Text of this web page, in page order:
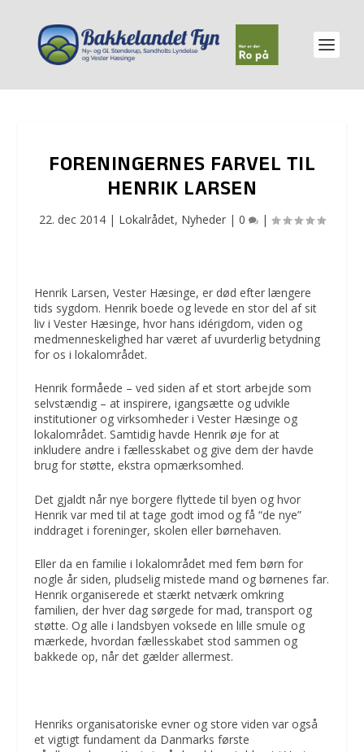
FORENINGERNES FARVEL TIL
HENRIK LARSEN
22. dec 2014 | Lokalrådet, Nyheder | 0 |
Henrik Larsen, Vester Hæsinge, er død efter længere
tids sygdom. Henrik boede og levede en stor del af sit
liv i Vester Hæsinge, hvor hans idérigdom, viden og
medmenneskelighed har været af uvurderlig betydning
for os i lokalområdet.
Henrik formåede – ved siden af et stort arbejde som
selvstændig – at inspirere, igangsætte og udvikle
institutioner og virksomheder i Vester Hæsinge og
lokalområdet. Samtidig havde Henrik øje for at
inkludere andre i fællesskabet og give dem der havde
brug for støtte, ekstra opmærksomhed.
Det gjaldt når nye borgere flyttede til byen og hvor
Henrik var med til at tage godt imod og få “de nye”
inddraget i foreninger, skolen eller børnehaven.
Eller da en familie i lokalområdet med fem børn for
nogle år siden, pludselig mistede mand og børnenes far.
Henrik organiserede et stærkt netværk omkring
familien, der hver dag sørgede for mad, transport og
støtte. Og alle i landsbyen voksede en lille smule og
mærkede, hvordan fællesskabet stod sammen og
bakkede op, når det gælder allermest.
Henriks organisatoriske evner og store viden var også
et vigtigt fundament da Danmarks første